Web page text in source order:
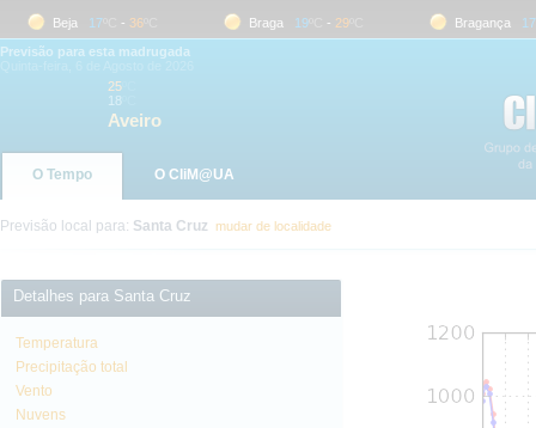
Beja 17 ºC- 36 ºC Braga 19 ºC- 29 ºC Bragança 17 ºC
Previsão para esta madrugada
25
18
Aveiro
O Tempo O CliM@UA
Previsão local para: Santa Cruz mudar de localidade
Detalhes para Santa Cruz
Temperatura
Precipitação total
Vento
Nuvens